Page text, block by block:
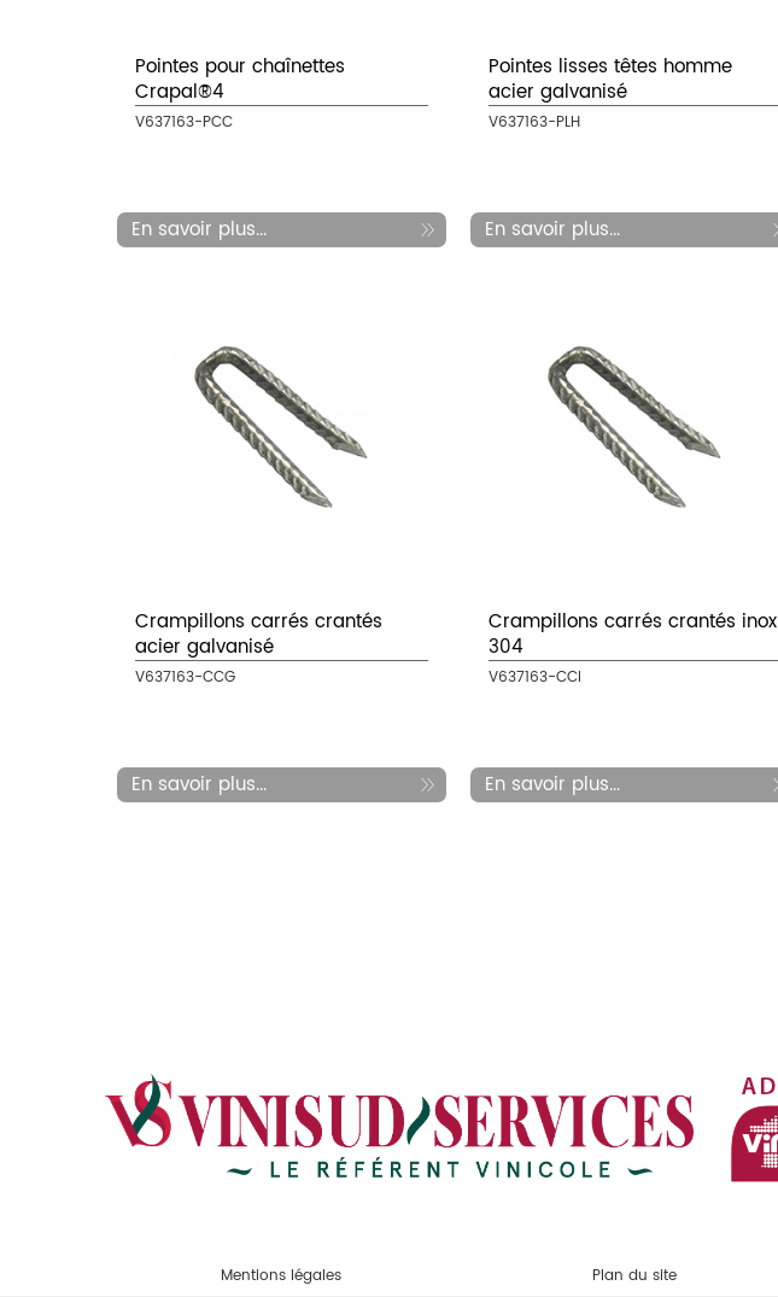
Pointes pour chaînettes
Crapal®4
V637163-PCC
En savoir plus...
Pointes lisses têtes homme
acier galvanisé
V637163-PLH
En savoir plus...
Crampillons carrés crantés
acier galvanisé
V637163-CCG
En savoir plus...
Crampillons carrés crantés inox
304
V637163-CCI
En savoir plus...
Mentions légales Plan du site